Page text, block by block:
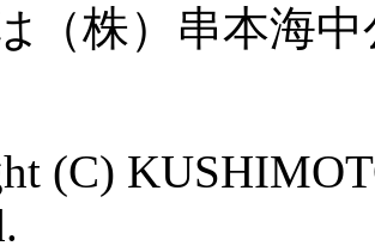
（株）串本海
(C)